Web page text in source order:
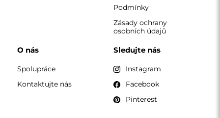
Podmínky
Zásady ochrany
osobních údajů
O nás
Spolupráce
Kontaktujte nás
Sledujte nás
Instagram
Facebook
Pinterest